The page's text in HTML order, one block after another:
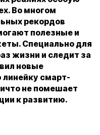
Во многом
рекордов
полезные и
Специально для
жизни и следит за
новые
смарт-
не помешает
к развитию.